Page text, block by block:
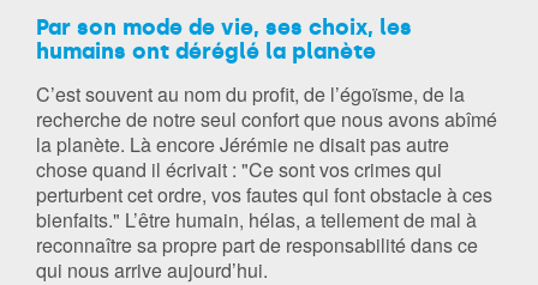
Par son mode de vie, ses choix, les
humains ont déréglé la planète
C’est souvent au nom du profit, de l’égoïsme, de la
recherche de notre seul confort que nous avons abîmé
la planète. Là encore Jérémie ne disait pas autre
chose quand il écrivait : "Ce sont vos crimes qui
perturbent cet ordre, vos fautes qui font obstacle à ces
bienfaits." L’être humain, hélas, a tellement de mal à
reconnaître sa propre part de responsabilité dans ce
qui nous arrive aujourd’hui.